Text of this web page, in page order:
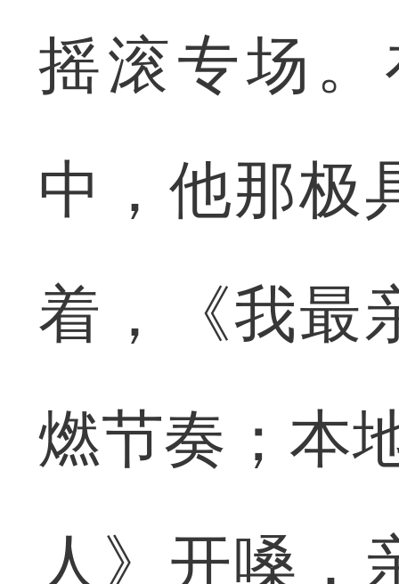
摇滚专场
中，他那极
着，《我最
燃节奏；本
人》开嗓，